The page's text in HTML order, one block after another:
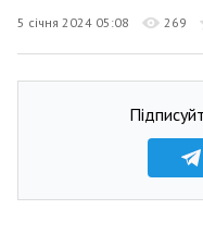
5 січня 2024 05:08 269